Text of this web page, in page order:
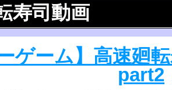
寿司動画
ーゲーム】高速
part2